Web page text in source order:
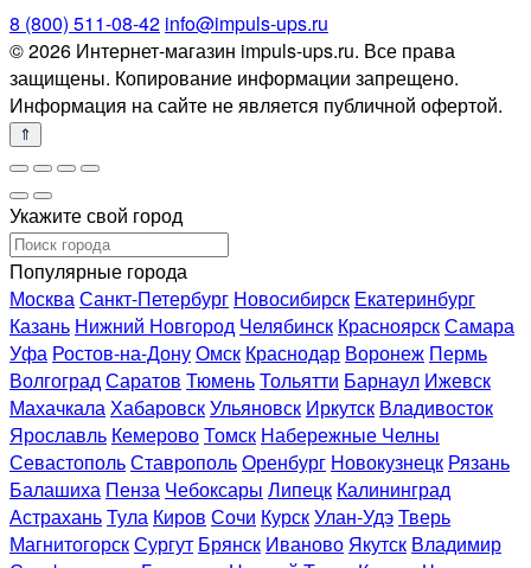
8 (800) 511-08-42 info@impuls-ups.ru
© 2026 Интернет-магазин impuls-ups.ru. Все права
защищены. Копирование информации запрещено.
Информация на сайте не является публичной офертой.
Укажите свой город
Популярные города
МоскваСанкт-Петербург Новосибирск Екатеринбург
Казань Нижний Новгород Челябинск КрасноярскСамара
Уфа Ростов-на-ДонуОмск Краснодар Воронеж Пермь
ВолгоградСаратов ТюменьТольятти Барнаул Ижевск
МахачкалаХабаровскУльяновск Иркутск Владивосток
Ярославль КемеровоТомск Набережные Челны
СевастопольСтавропольОренбург Новокузнецк Рязань
Балашиха Пенза Чебоксары Липецк Калининград
АстраханьТула Киров Сочи КурскУлан-УдэТверь
МагнитогорскСургут Брянск Иваново Якутск Владимир